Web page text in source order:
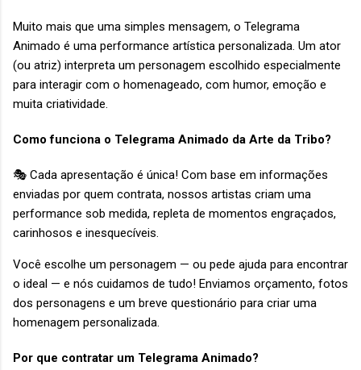
Muito mais que uma simples mensagem, o Telegrama
Animado é uma performance artística personalizada. Um ator
(ou atriz) interpreta um personagem escolhido especialmente
para interagir com o homenageado, com humor, emoção e
muita criatividade.
Como funciona o Telegrama Animado da Arte da Tribo?
🎭 Cada apresentação é única! Com base em informações
enviadas por quem contrata, nossos artistas criam uma
performance sob medida, repleta de momentos engraçados,
carinhosos e inesquecíveis.
Você escolhe um personagem — ou pede ajuda para encontrar
o ideal — e nós cuidamos de tudo! Enviamos orçamento, fotos
dos personagens e um breve questionário para criar uma
homenagem personalizada.
Por que contratar um Telegrama Animado?